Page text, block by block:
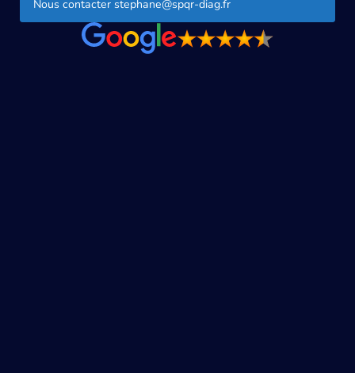
Nous contacter stephane@spqr-diag.fr